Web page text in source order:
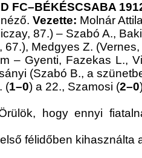
FC–BÉKÉSCSABA
néző. Vezette: Molnár
87.) – Szabó A.,
67.), Medgyes Z. (Vernes,
– Gyenti, Fazekas L.,
(Szabó B., a
(1–0) a 22., Szamosi (2–0
hogy ennyi
félidőben kihasználta